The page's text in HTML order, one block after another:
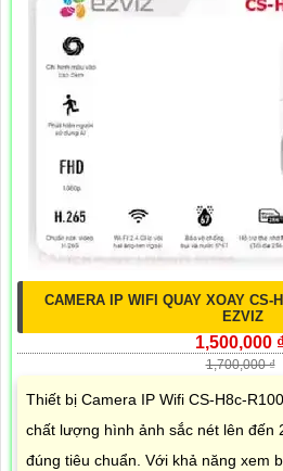
CAMERA IP WIFI QUAY XOAY CS-
EZVIZ
1,500,000
1,700,000 ₫
Thiết bị Camera IP Wifi CS-H8c-
chất lượng hình ảnh sắc nét lên đến
đúng tiêu chuẩn. Với khả năng xem